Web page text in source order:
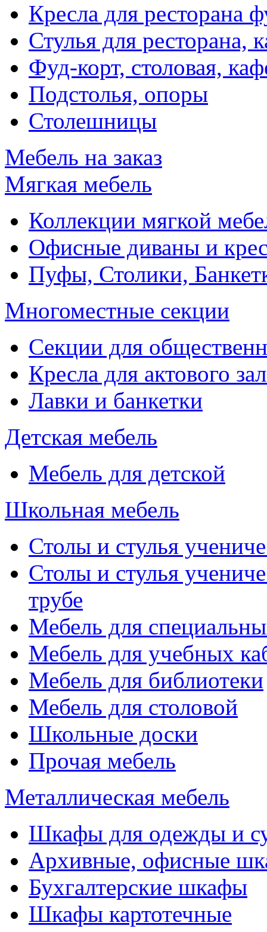
Кресла для ресторана
Стулья для ресторана,
Фуд-корт, столовая,
Подстолья, опоры
Столешницы
Мебель на заказ
Мягкая мебель
Коллекции мягкой
Офисные диваны и
Пуфы, Столики,
Многоместные секции
Секции для
Кресла для актового
Лавки и банкетки
Детская мебель
Мебель для детской
Школьная мебель
Столы и стулья
Столы и стулья
трубе
Мебель для
Мебель для учебных
Мебель для библиотеки
Мебель для столовой
Школьные доски
Прочая мебель
Металлическая мебель
Шкафы для одежды и
Архивные, офисные
Бухгалтерские шкафы
Шкафы картотечные